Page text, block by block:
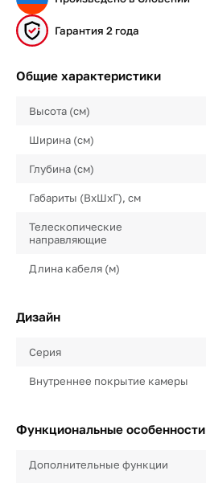
Гарантия 2 года
Общие характеристики
Высота (см)
Ширина (см)
Глубина (см)
Габариты (ВхШхГ), см
Телескопические
направляющие
Длина кабеля (м)
Дизайн
Серия
Внутреннее покрытие камеры
Функциональные особенности
Дополнительные функции